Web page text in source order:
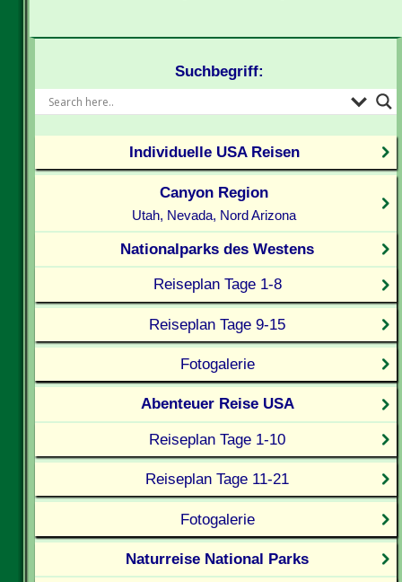
Suchbegriff:
Individuelle USA Reisen
Canyon Region
Utah, Nevada, Nord Arizona
Nationalparks des Westens
Reiseplan Tage 1-8
Reiseplan Tage 9-15
Fotogalerie
Abenteuer Reise USA
Reiseplan Tage 1-10
Reiseplan Tage 11-21
Fotogalerie
Naturreise National Parks